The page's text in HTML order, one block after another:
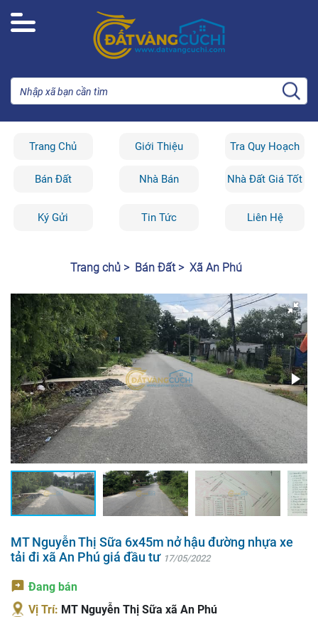
Trang Chủ Giới Thiệu Tra Quy Hoạch
Bán Đất Nhà Bán Nhà Đất Giá Tốt
Ký Gửi Tin Tức Liên Hệ
Trang chủ > Bán Đất > Xã An Phú
MT Nguyễn Thị Sữa 6x45m nở hậu đường nhựa xe
tải đi xã An Phú giá đầu tư 17/05/2022
Đang bán
Vị Trí: MT Nguyễn Thị Sữa xã An Phú